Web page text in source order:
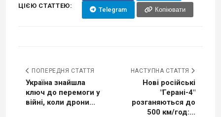
ЦІЄЮ СТАТТЕЮ:
Telegram Копіювати
ПОПЕРЕДНЯ СТАТТЯ
Україна знайшла
ключ до перемоги у
війні, коли дрони...
НАСТУПНА СТАТТЯ
Нові російські
"Герані-4"
розганяються до
500 км/год:...